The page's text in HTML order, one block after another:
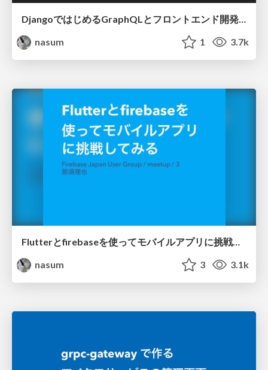
DjangoではじめるGraphQLとフロントエンド開発の協業
nasum
1 3.7k
Flutterとfirebaseを使ってモバイルアプリに挑戦してみる
nasum
3 3.1k